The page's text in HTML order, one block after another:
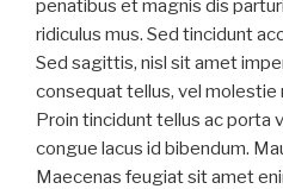
penatibus et magnis dis
ridiculus mus. Sed tincidunt
Sed sagittis, nisl sit amet
consequat tellus, vel molestie
Proin tincidunt tellus ac porta
congue lacus id bibendum.
Maecenas feugiat sit amet